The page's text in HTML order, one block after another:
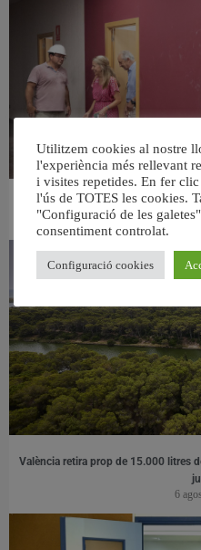
València ultima el nou centre per a
6
València retira prop de 15.000 litres
6
Utilitzem cookies al nostre
l'experiència més rellevant
i visites repetides. En fer
l'ús de TOTES les cookies.
"Configuració de les
consentiment controlat.
Configuració cookies